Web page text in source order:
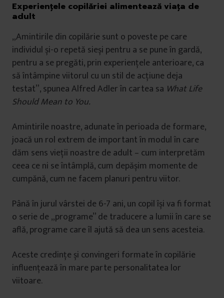
Experiențele copilăriei alimentează viața de
adult
„Amintirile din copilărie sunt o poveste pe care
individul și-o repetă sieși pentru a se pune în gardă,
pentru a se pregăti, prin experiențele anterioare, ca
să întâmpine viitorul cu un stil de acțiune deja
testat”, spunea Alfred Adler în cartea sa What Life
Should Mean to You.
Amintirile noastre, adunate în perioada de formare,
joacă un rol extrem de important în modul în care
dăm sens vieții noastre de adult – cum interpretăm
ceea ce ni se întâmplă, cum depășim momente de
cumpănă, cum ne facem planuri pentru viitor.
Până în jurul vârstei de 6-7 ani, un copil își va fi format
o serie de „programe” de traducere a lumii în care se
află, programe care îl ajută să dea un sens acesteia.
Aceste credințe și convingeri formate în copilărie
influențează în mare parte personalitatea lor
viitoare.